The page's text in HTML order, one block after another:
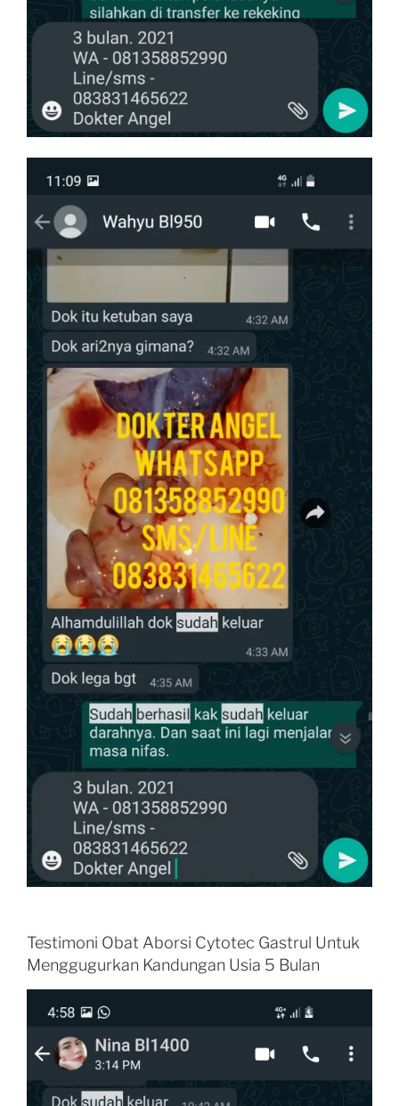
Testimoni Obat Aborsi Cytotec Gastrul Untuk
Menggugurkan Kandungan Usia 5 Bulan